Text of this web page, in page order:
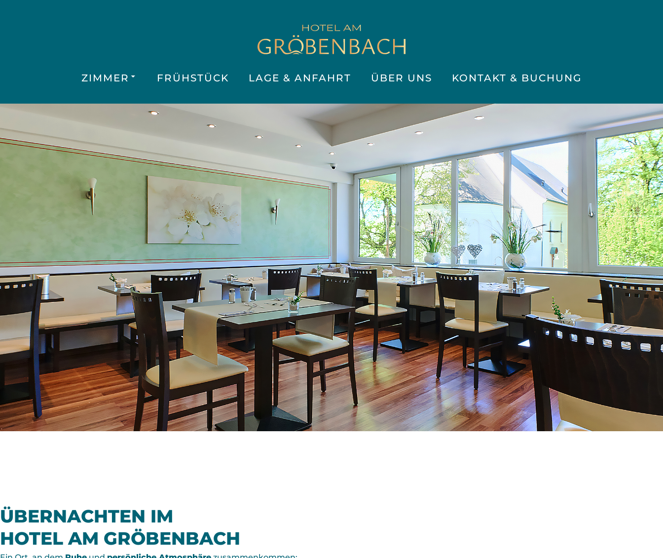
ZIMMER FRÜHSTÜCK LAGE & ANFAHRT ÜBER UNS KONTAKT & BUCHUNG
Hotel am
Gröbenbach
in Gröbenzell
RUHIG ÜBERNACHTEN
NAHE MÜNCHEN
3-Sterne-Hotel im Ortszentrum von Gröbenzell im Landkreis
Fürstenfeldbruck – mit direkter Verbindung nach München und
entspannter Atmosphäre fernab der Großstadthektik.
ÜBERNACHTEN ­IM
HOTEL AM GRÖBENBACH